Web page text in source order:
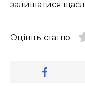
залишатися
Оцініть статтю